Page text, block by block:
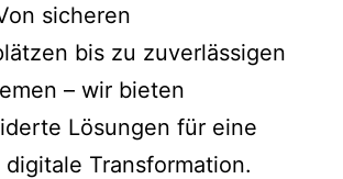
sicheren
bis zu zuverlässigen
– wir bieten
Lösungen für eine
Transformation.